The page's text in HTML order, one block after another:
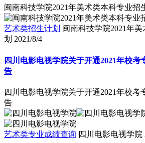
闽南科技学院2021年美术类本科专业招
艺术类招生计划 闽南科技学院2021年
划 2021/8/4
四川电影电视学院关于开通2021年校考
告
四川电影电视学院关于开通2021年校考
告
艺术类专业成绩查询 四川电影电视学院